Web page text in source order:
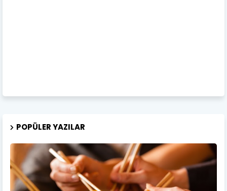
POPÜLER YAZILAR